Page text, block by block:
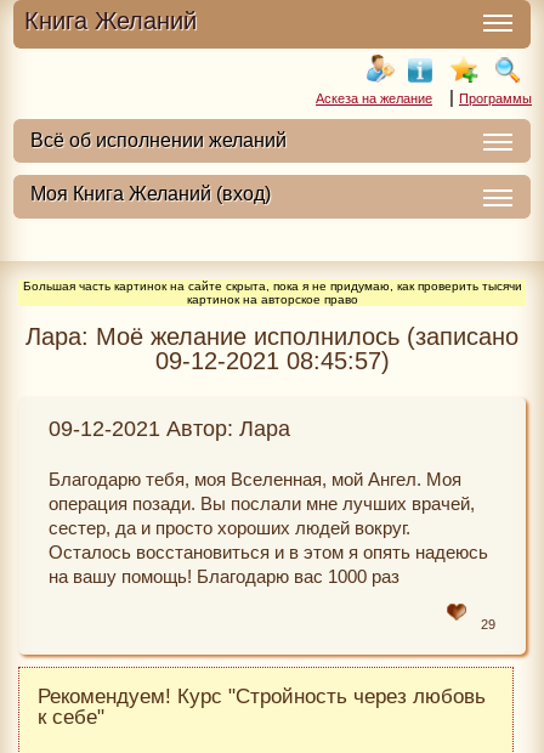
Книга Желаний
Аскеза на желание | Программы
Большая часть картинок на сайте скрыта, пока я не придумаю, как проверить тысячи
картинок на авторское право
Лара: Моё желание исполнилось (записано
09-12-2021 08:45:57)
09-12-2021 Автор: Лара
Благодарю тебя, моя Вселенная, мой Ангел. Моя
операция позади. Вы послали мне лучших врачей,
сестер, да и просто хороших людей вокруг.
Осталось восстановиться и в этом я опять надеюсь
на вашу помощь! Благодарю вас 1000 раз
29
Рекомендуем! Курс "Стройность через любовь
к себе"